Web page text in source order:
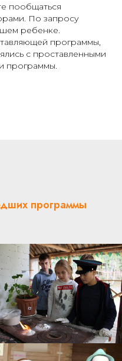
пообщаться
По запросу
ребенке.
программы,
с проставленными
программы.
программы